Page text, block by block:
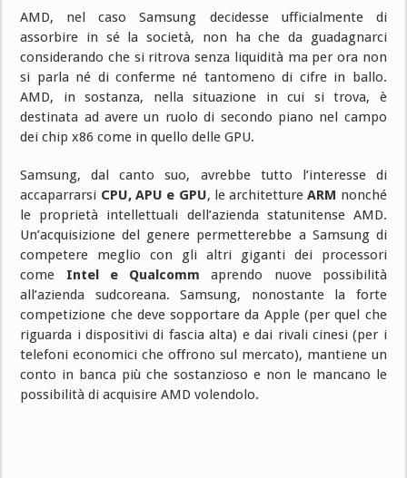
AMD, nel caso Samsung decidesse ufficialmente di
assorbire in sé la società, non ha che da guadagnarci
considerando che si ritrova senza liquidità ma per ora non
si parla né di conferme né tantomeno di cifre in ballo.
AMD, in sostanza, nella situazione in cui si trova, è
destinata ad avere un ruolo di secondo piano nel campo
dei chip x86 come in quello delle GPU.
Samsung, dal canto suo, avrebbe tutto l’interesse di
accaparrarsi CPU, APU e GPU, le architettureARM nonché
le proprietà intellettuali dell’azienda statunitense AMD.
Un’acquisizione del genere permetterebbe a Samsung di
competere meglio con gli altri giganti dei processori
come Intel e Qualcomm aprendo nuove possibilità
all’azienda sudcoreana. Samsung, nonostante la forte
competizione che deve sopportare da Apple (per quel che
riguarda i dispositivi di fascia alta) e dai rivali cinesi (per i
telefoni economici che offrono sul mercato), mantiene un
conto in banca più che sostanzioso e non le mancano le
possibilità di acquisire AMD volendolo.